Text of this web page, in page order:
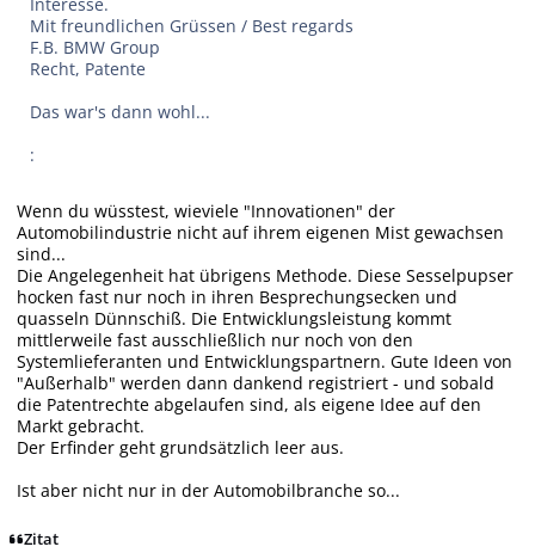
Mit freundlichen Grüssen / Best regards
F.B. BMW Group
Recht, Patente
Das war's dann wohl...
:
Wenn du wüsstest, wieviele "Innovationen" der
Automobilindustrie nicht auf ihrem eigenen Mist gewachsen
sind...
Die Angelegenheit hat übrigens Methode. Diese Sesselpupser
hocken fast nur noch in ihren Besprechungsecken und
quasseln Dünnschiß. Die Entwicklungsleistung kommt
mittlerweile fast ausschließlich nur noch von den
Systemlieferanten und Entwicklungspartnern. Gute Ideen von
"Außerhalb" werden dann dankend registriert - und sobald
die Patentrechte abgelaufen sind, als eigene Idee auf den
Markt gebracht.
Der Erfinder geht grundsätzlich leer aus.
Ist aber nicht nur in der Automobilbranche so...
Zitat